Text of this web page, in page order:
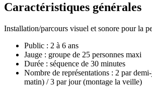
Caractéristiques générales
Installation/parcours visuel et sonore pour la
Public : 2 à 6 ans
Jauge : groupe de 25 personnes maxi
Durée : séquence de 30 minutes
Nombre de représentations : 2 par
matin) / 3 par jour (montage la veille)